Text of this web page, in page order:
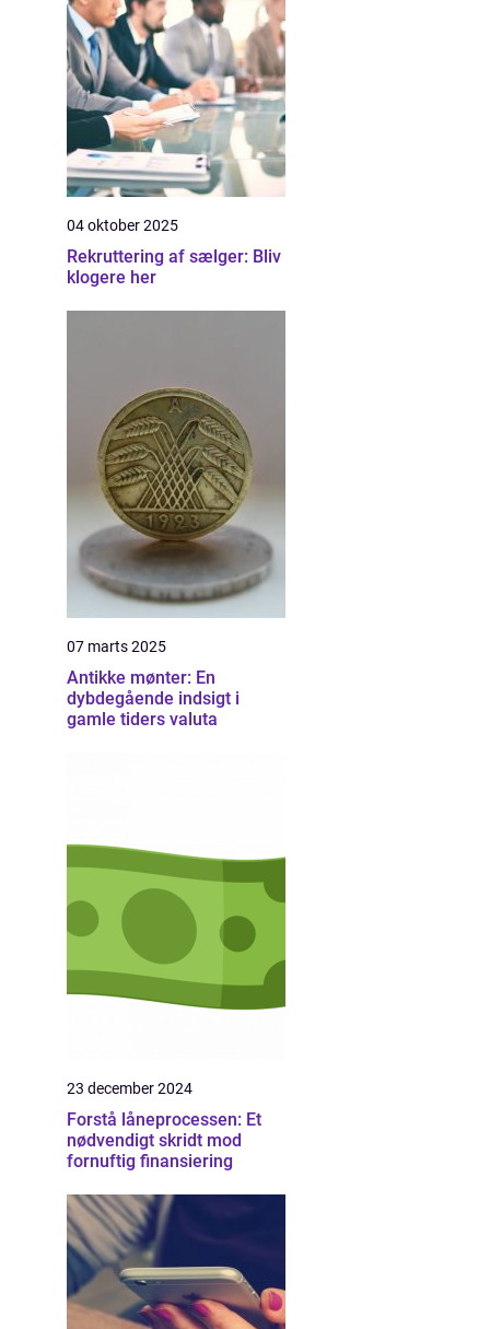
04 oktober 2025
Rekruttering af sælger: Bliv
klogere her
07 marts 2025
Antikke mønter: En
dybdegående indsigt i
gamle tiders valuta
23 december 2024
Forstå låneprocessen: Et
nødvendigt skridt mod
fornuftig finansiering